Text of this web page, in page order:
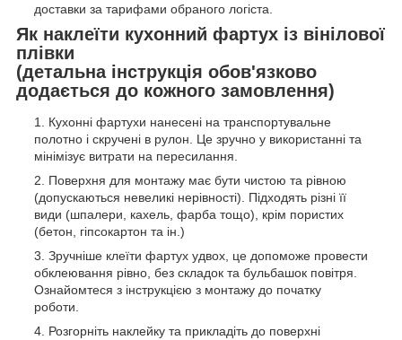
доставки за тарифами обраного логіста.
Як наклеїти кухонний фартух із вінілової
плівки
(детальна інструкція обов'язково
додається до кожного замовлення)
Кухонні фартухи нанесені на транспортувальне
полотно і скручені в рулон. Це зручно у використанні та
мінімізує витрати на пересилання.
Поверхня для монтажу має бути чистою та рівною
(допускаються невеликі нерівності). Підходять різні її
види (шпалери, кахель, фарба тощо), крім пористих
(бетон, гіпсокартон та ін.)
Зручніше клеїти фартух удвох, це допоможе провести
обклеювання рівно, без складок та бульбашок повітря.
Ознайомтеся з інструкцією з монтажу до початку
роботи.
Розгорніть наклейку та прикладіть до поверхні